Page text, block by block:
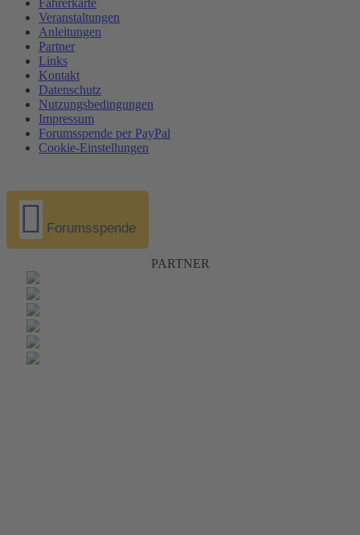
Veranstaltungen
Anleitungen
Partner
Links
Kontakt
Datenschutz
Nutzungsbedingungen
Impressum
Forumsspende per PayPal
Cookie-Einstellungen
Forumsspende
PARTNER